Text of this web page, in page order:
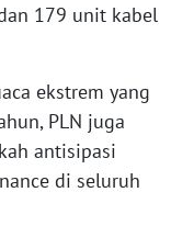
179 unit kabel
ekstrem yang
PLN juga
antisipasi
di seluruh